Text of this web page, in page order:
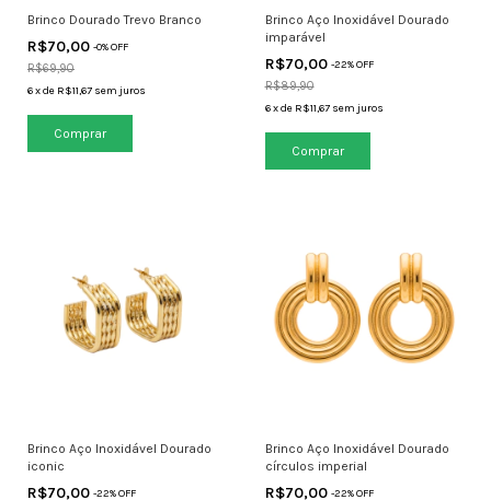
Brinco Dourado Trevo Branco
R$70,00 -0% OFF
R$69,90
6xde R$11,67 sem juros
Brinco Aço Inoxidável Dourado
imparável
R$70,00 -22% OFF
R$89,90
6 xde R$11,67 sem juros
Brinco Aço Inoxidável Dourado
iconic
R$70,00 -22% OFF
Brinco Aço Inoxidável Dourado
círculos imperial
R$70,00 -22% OFF